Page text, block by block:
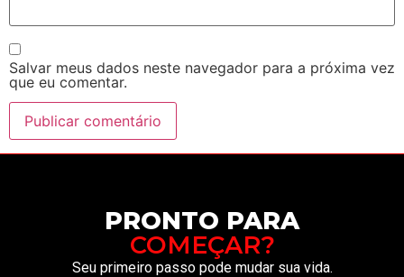
Salvar meus dados neste navegador para a próxima vez
que eu comentar.
PRONTO PARA
COMEÇAR?
Seu primeiro passo pode mudar sua vida.